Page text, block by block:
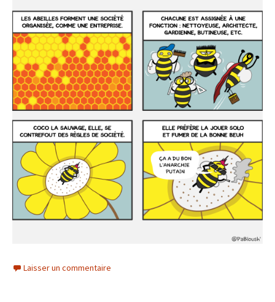
Laisser un commentaire